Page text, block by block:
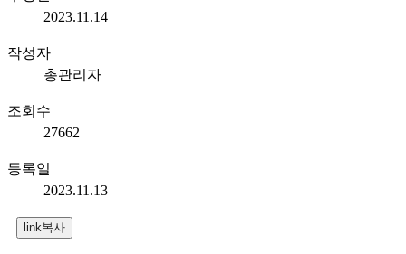
2023.11.14
작성자
총관리자
조회수
27662
등록일
2023.11.13